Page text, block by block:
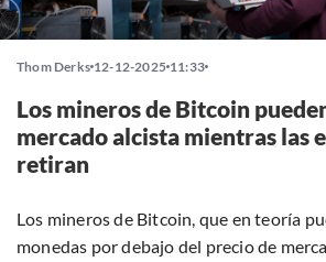
Thom Derks 12-12-2025 11:33
Los mineros de Bitcoin
mercado alcista mientras las
retiran
Los mineros de Bitcoin, que en teoría
monedas por debajo del precio de